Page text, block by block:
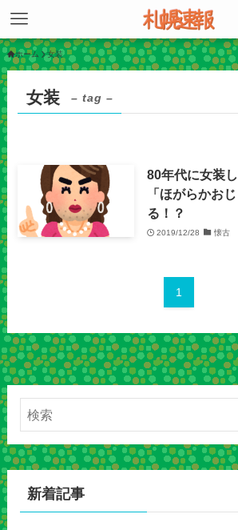
ホーム 女装
女装 – tag –
80年代に女装
「ほがらかお
る！？
2019/12/28 懐古
1
新着記事